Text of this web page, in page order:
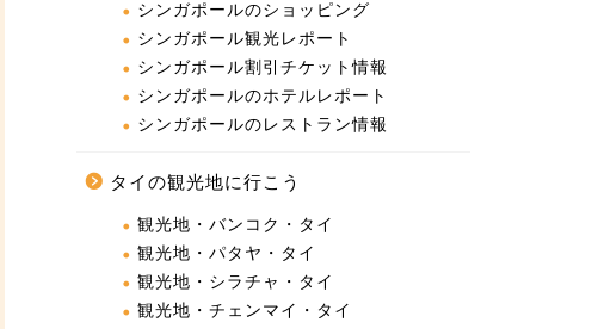
シンガポールのショッピング
シンガポール観光レポート
シンガポール割引チケット情報
シンガポールのホテルレポート
シンガポールのレストラン情報
タイの観光地に行こう
観光地・バンコク・タイ
観光地・パタヤ・タイ
観光地・シラチャ・タイ
観光地・チェンマイ・タイ